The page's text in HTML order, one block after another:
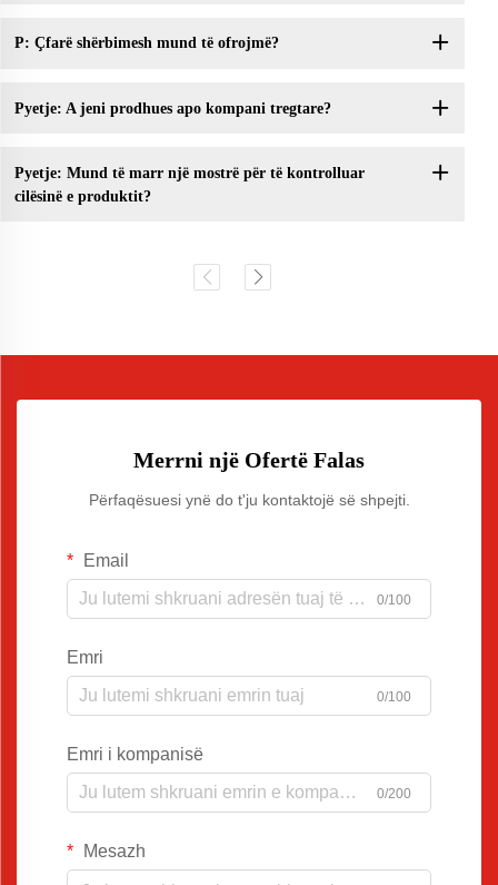
P: Çfarë shërbimesh mund të ofrojmë?
Pyetje: A jeni prodhues apo kompani tregtare?
Pyetje: Mund të marr një mostrë për të kontrolluar
cilësinë e produktit?
Merrni një Ofertë Falas
Përfaqësuesi ynë do t'ju kontaktojë së shpejti.
Email
0/100
Emri
0/100
Emri i kompanisë
0/200
Mesazh